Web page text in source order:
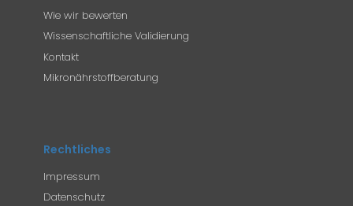
Wie wir bewerten
Wissenschaftliche Validierung
Kontakt
Mikronährstoffberatung
Rechtliches
Impressum
Datenschutz